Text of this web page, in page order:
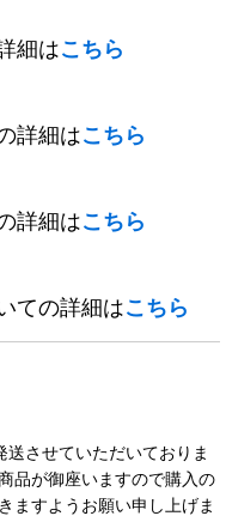
細はこちら
詳細はこちら
詳細はこちら
ての詳細はこちら
させていただいておりま
品が御座いますので購入の
ますようお願い申し上げま